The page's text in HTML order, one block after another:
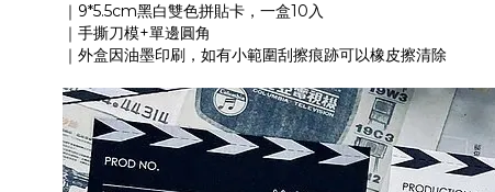
｜9*5.5cm黑白雙色拼貼卡，一盒10入
｜手撕刀模+單邊圓角
｜外盒因油墨印刷，如有小範圍刮擦痕跡可以橡皮擦清除